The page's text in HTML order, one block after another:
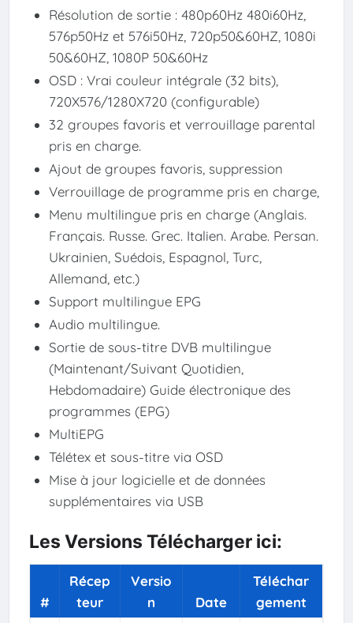
Résolution de sortie : 480p60Hz 480i60Hz,
576p50Hz et 576i50Hz, 720p50&60HZ, 1080i
50&60HZ, 1080P 50&60Hz
OSD : Vrai couleur intégrale (32 bits),
720X576/1280X720 (configurable)
32 groupes favoris et verrouillage parental
pris en charge.
Ajout de groupes favoris, suppression
Verrouillage de programme pris en charge,
Menu multilingue pris en charge (Anglais.
Français. Russe. Grec. Italien. Arabe. Persan.
Ukrainien, Suédois, Espagnol, Turc,
Allemand, etc.)
Support multilingue EPG
Audio multilingue.
Sortie de sous-titre DVB multilingue
(Maintenant/Suivant Quotidien,
Hebdomadaire) Guide électronique des
programmes (EPG)
MultiEPG
Télétex et sous-titre via OSD
Mise à jour logicielle et de données
supplémentaires via USB
Les Versions Télécharger ici:
#
Récep
teur
Versio
n
Date
Téléchar
gement